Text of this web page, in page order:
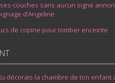
couches sans aucun signe
d’Angeline
de copine pour tomber enceinte
décorais la chambre de ton enfant